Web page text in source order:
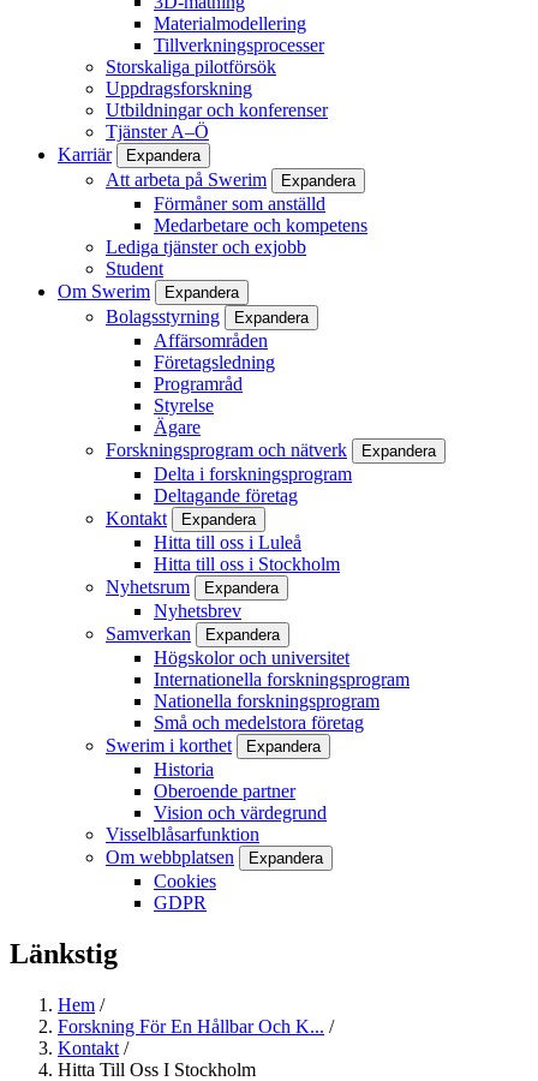
Materialmodellering
Tillverkningsprocesser
Storskaliga pilotförsök
Uppdragsforskning
Utbildningar och konferenser
Tjänster A–Ö
Karriär
Expandera
Att arbeta på Swerim Expandera
Förmåner som anställd
Medarbetare och kompetens
Lediga tjänster och exjobb
Student
Om Swerim
Expandera
Bolagsstyrning Expandera
Affärsområden
Företagsledning
Programråd
Styrelse
Ägare
Forskningsprogram och nätverk
Expandera
Delta i forskningsprogram
Deltagande företag
Kontakt
Expandera
Hitta till oss i Luleå
Hitta till oss i Stockholm
Nyhetsrum
Expandera
Nyhetsbrev
Samverkan
Expandera
Högskolor och universitet
Internationella forskningsprogram
Nationella forskningsprogram
Små och medelstora företag
Swerim i korthet
Expandera
Historia
Oberoende partner
Vision och värdegrund
Visselblåsarfunktion
Om webbplatsen
Expandera
Cookies
GDPR
Länkstig
Hem /
Forskning För En Hållbar Och K... /
Kontakt /
Hitta Till Oss I Stockholm